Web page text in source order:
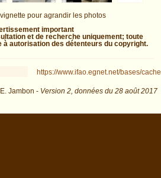
pour agrandir les photos
important
et de recherche uniquement; toute
autorisation des détenteurs du copyright.
https://www.ifao.egnet.net/bases/
Jambon - Version 2, données du 28 août 2017